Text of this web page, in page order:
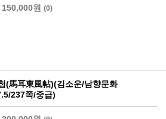
150,000원 (0)
(馬耳東風帖)(김소운/남향문화
237쪽/중급)